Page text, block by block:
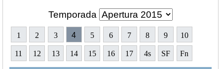
Temporada
1 2 3 4 5 6 7 8 9 10
11 12 13 14 15 16 17 4s SF Fn